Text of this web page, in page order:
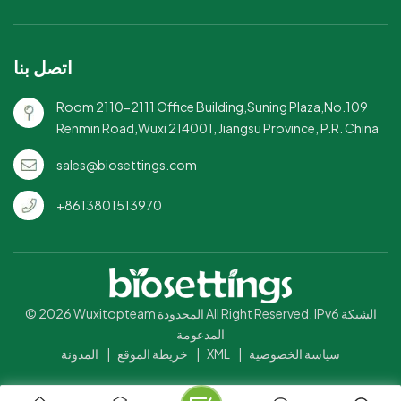
اتصل بنا
Room 2110-2111 Office Building,Suning Plaza,No.109
Renmin Road,Wuxi 214001, Jiangsu Province, P.R. China
sales@biosettings.com
+8613801513970
© 2026 Wuxitopteam المحدودة All Right Reserved. IPv6 الشبكة
المدعومة
المدونة
خريطة الموقع XML سياسة الخصوصية